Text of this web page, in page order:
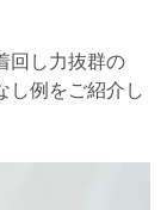
回し力抜群の
し例をご紹介し